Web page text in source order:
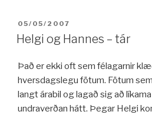
BIRT:
05/05/2007
Helgi og Hannes – tár
Það er ekki oft sem félagarnir
hversdagslegu fötum. Fötum
langt árabil og lagað sig að
undraverðan hátt. Þegar Helgi